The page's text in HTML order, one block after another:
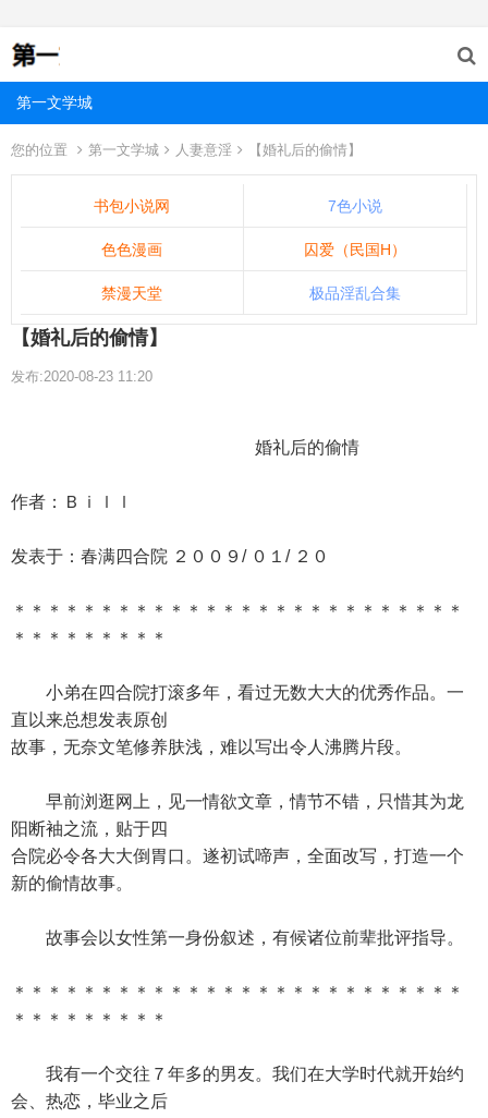
第一文学城
您的位置 第一文学城 人妻意淫 【婚礼后的偷情】
书包小说网 7色小说
色色漫画 囚爱（民国H）
禁漫天堂 极品淫乱合集
【婚礼后的偷情】
发布:2020-08-23 11:20
婚礼后的偷情
作者：Ｂｉｌｌ
发表于：春满四合院 ２００９/ ０１/ ２０
＊＊＊＊＊＊＊＊＊＊＊＊＊＊＊＊＊＊＊＊＊＊＊＊＊＊
＊＊＊＊＊＊＊＊＊
小弟在四合院打滚多年，看过无数大大的优秀作品。一
直以来总想发表原创
故事，无奈文笔修养肤浅，难以写出令人沸腾片段。
早前浏逛网上，见一情欲文章，情节不错，只惜其为龙
阳断袖之流，贴于四
合院必令各大大倒胃口。遂初试啼声，全面改写，打造一个
新的偷情故事。
故事会以女性第一身份叙述，有候诸位前辈批评指导。
＊＊＊＊＊＊＊＊＊＊＊＊＊＊＊＊＊＊＊＊＊＊＊＊＊＊
＊＊＊＊＊＊＊＊＊
我有一个交往７年多的男友。我们在大学时代就开始约
会、热恋，毕业之后